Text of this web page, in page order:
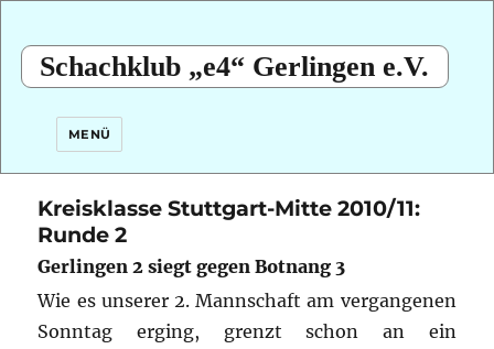
Schachklub „e4“ Gerlingen e.V.
MENÜ
Kreisklasse Stuttgart-Mitte 2010/11:
Runde 2
Gerlingen 2 siegt gegen Botnang 3
Wie es unserer 2. Mannschaft am vergangenen
Sonntag erging, grenzt schon an ein